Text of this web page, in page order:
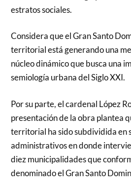
estratos sociales.
Considera que el Gran Santo
territorial está generando una
núcleo dinámico que busca una
semiología urbana del Siglo XXI.
Por su parte, el cardenal López
presentación de la obra plantea
territorial ha sido subdividida en
administrativos en donde
diez municipalidades que
denominado el Gran Santo